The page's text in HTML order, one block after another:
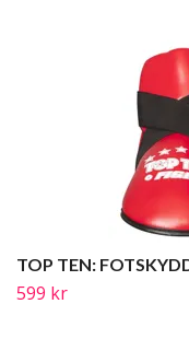
TOP TEN:
599 kr